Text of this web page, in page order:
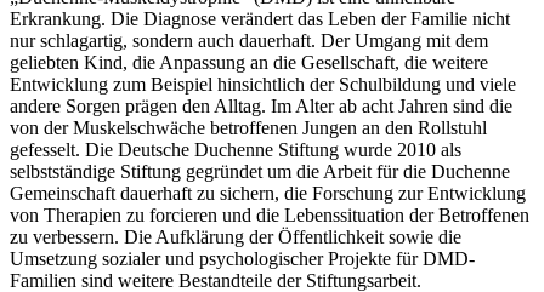
Erkrankung. Die Diagnose verändert das Leben der Familie nicht
nur schlagartig, sondern auch dauerhaft. Der Umgang mit dem
geliebten Kind, die Anpassung an die Gesellschaft, die weitere
Entwicklung zum Beispiel hinsichtlich der Schulbildung und viele
andere Sorgen prägen den Alltag. Im Alter ab acht Jahren sind die
von der Muskelschwäche betroffenen Jungen an den Rollstuhl
gefesselt. Die Deutsche Duchenne Stiftung wurde 2010 als
selbstständige Stiftung gegründet um die Arbeit für die Duchenne
Gemeinschaft dauerhaft zu sichern, die Forschung zur Entwicklung
von Therapien zu forcieren und die Lebenssituation der Betroffenen
zu verbessern. Die Aufklärung der Öffentlichkeit sowie die
Umsetzung sozialer und psychologischer Projekte für DMD-
Familien sind weitere Bestandteile der Stiftungsarbeit.